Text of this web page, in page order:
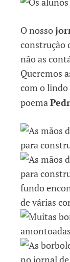
O nosso
construção
não as
Queremos
com o lindo
poema